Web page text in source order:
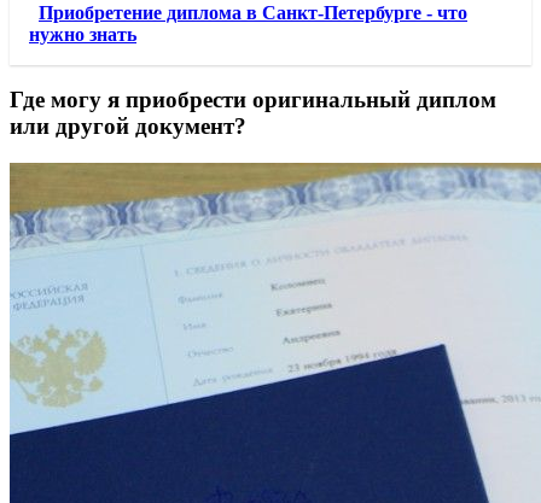
Приобретение диплома в Санкт-Петербурге - что
нужно знать
Где могу я приобрести оригинальный диплом
или другой документ?